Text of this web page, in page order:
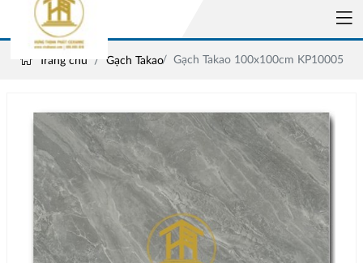
Trang chủ Gạch Takao Gạch Takao 100x100cm KP10005